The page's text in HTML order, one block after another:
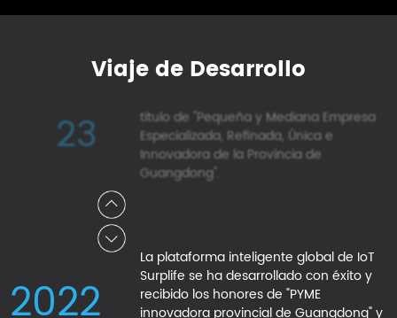
Viaje de Desarrollo
vez más nuestro excelente rendimiento
23
título de "Pequeña y Mediana Empresa
Especializada, Refinada, Única e
Innovadora de la Provincia de
Guangdong".
22
La plataforma inteligente global de IoT
Surplife se ha desarrollado con éxito y
recibido los honores de "PYME
innovadora provincial de Guangdong" y